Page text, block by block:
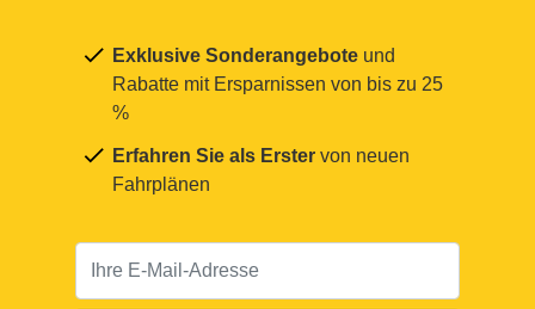
Exklusive Sonderangebote und
Rabatte mit Ersparnissen von bis zu 25
%
Erfahren Sie als Erster von neuen
Fahrplänen